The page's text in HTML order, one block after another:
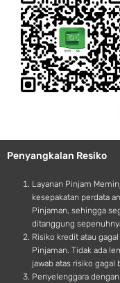
Penyangkalan Resiko
Layanan Pinjam
kesepakatan perdata
Pinjaman, sehingga
ditanggung
Risiko kredit atau
Pinjaman. Tidak ada
jawab atas risiko gagal
Penyelenggara